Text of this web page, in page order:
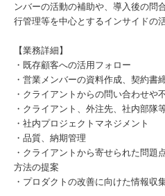
ンバーの活動の補助や、導入後の問
行管理等を中心とするインサイドの
【業務詳細】
・既存顧客への活用フォロー
・営業メンバーの資料作成、契約書
・クライアントからの問い合わせや
・クライアント、外注先、社内部隊
・社内プロジェクトマネジメント
・品質、納期管理
・クライアントから寄せられた問題
方法の提案
・プロダクトの改善に向けた情報収